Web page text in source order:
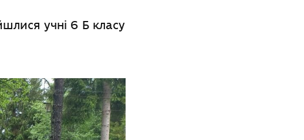
учні 6 Б класу